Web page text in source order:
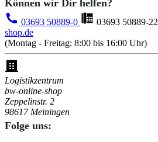
Können wir Dir helfen?
03693 50889-0 03693 50889-22
shop.de
(Montag - Freitag: 8:00 bis 16:00 Uhr)
Logistikzentrum
bw-online-shop
Zeppelinstr. 2
98617 Meiningen
Folge uns: